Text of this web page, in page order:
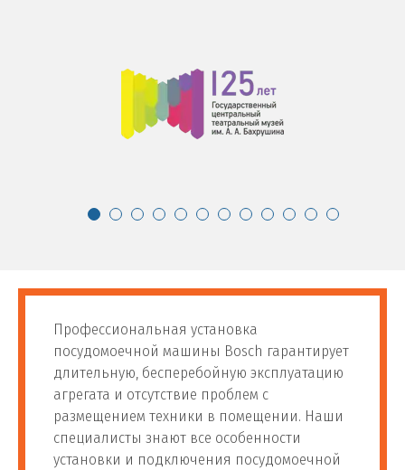
Профессиональная установка
посудомоечной машины Bosch гарантирует
длительную, бесперебойную эксплуатацию
агрегата и отсутствие проблем с
размещением техники в помещении. Наши
специалисты знают все особенности
установки и подключения посудомоечной